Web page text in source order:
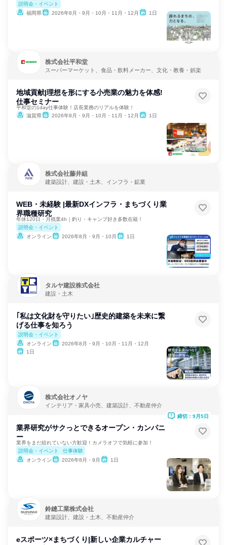
説明会・イベント
福岡県
2026年8月・9月・10月・11月・12月 1日
株式会社平和堂
スーパーマーケット、食品・飲料メーカー、文化・教養・娯楽
地域貢献|理想を形にする小売業の魅力を体感!
仕事セミナー
平和堂の1day仕事体験！店長業務のリアルを体験！
滋賀県
2026年8月・9月・10月・11月・12月 1日
株式会社藤井組
建築設計、建設・土木、インフラ・鉱業
WEB・未経験 |最新DXインフラ・まちづくり業
界職種研究
年休120日・月残業4h｜釣り・キャンプ好き多数在籍！
説明会・イベント
オンライン
2026年8月・9月・10月 1日
タルヤ建設株式会社
建設・土木
｢私は文化財を守りたい｣歴史的建築を未来に繋
げる仕事を知ろう
説明会・イベント
オンライン
2026年8月・9月・10月・11月・12月
1日
株式会社オノヤ
インテリア・家具小売、建築設計、不動産仲介
業界研究がサクっとできるオープン・カンパニ
ー
業界をまだ絞れていない方歓迎！カメラオフで気軽に参加！
説明会・イベント
仕事体験
オンライン
2026年8月・9月 1日
締切：9月5日
鈴縫工業株式会社
建築設計、建設・土木、不動産仲介
eスポーツ×まちづくり|新しい企業カルチャー